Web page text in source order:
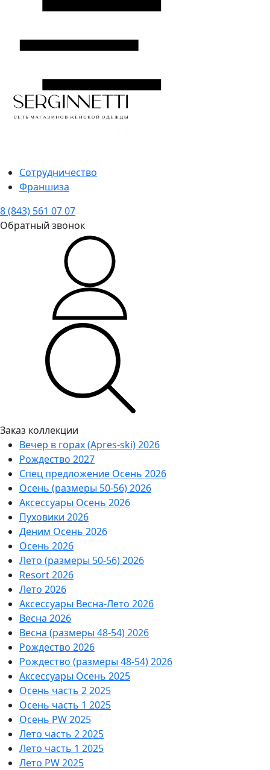
Сотрудничество
Франшиза
8 (843) 561 07 07
Обратный звонок
Заказ коллекции
Вечер в горах (Apres-ski) 2026
Рождество 2027
Спец предложение Осень 2026
Осень (размеры 50-56) 2026
Аксессуары Осень 2026
Пуховики 2026
Деним Осень 2026
Осень 2026
Лето (размеры 50-56) 2026
Resort 2026
Лето 2026
Аксессуары Весна-Лето 2026
Весна 2026
Весна (размеры 48-54) 2026
Рождество 2026
Рождество (размеры 48-54) 2026
Аксессуары Осень 2025
Осень часть 2 2025
Осень часть 1 2025
Осень PW 2025
Лето часть 2 2025
Лето часть 1 2025
Лето PW 2025